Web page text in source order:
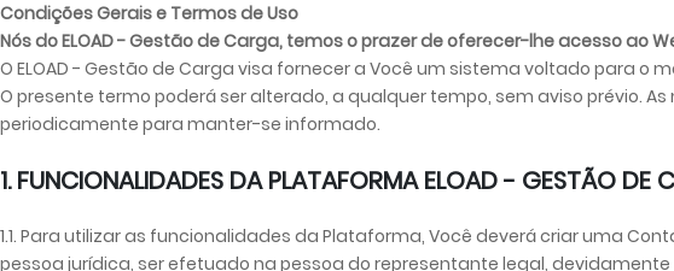
Condições Gerais e Termos de Uso
Nós do ELOAD - Gestão de Carga, temos o prazer de oferecer-lhe acesso ao
O ELOAD - Gestão de Carga visa fornecer a Você um sistema voltado para
O presente termo poderá ser alterado, a qualquer tempo, sem aviso prévio.
periodicamente para manter-se informado.
1. FUNCIONALIDADES DA PLATAFORMA ELOAD - GESTÃO DE
1.1. Para utilizar as funcionalidades da Plataforma, Você deverá criar uma
pessoa jurídica, ser efetuado na pessoa do representante legal,